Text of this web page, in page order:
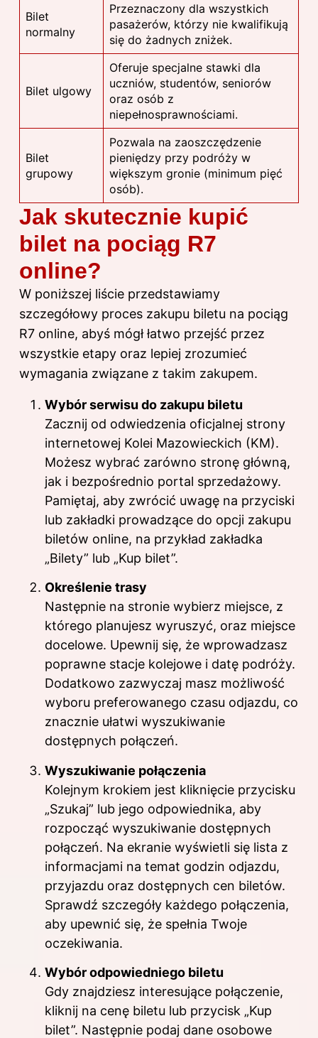
Bilet
normalny
Przeznaczony dla wszystkich
pasażerów, którzy nie kwalifikują
się do żadnych zniżek.
Bilet ulgowy
Oferuje specjalne stawki dla
uczniów, studentów, seniorów
oraz osób z
niepełnosprawnościami.
Bilet
grupowy
Pozwala na zaoszczędzenie
pieniędzy przy podróży w
większym gronie (minimum pięć
osób).
Jak skutecznie kupić
bilet na pociąg R7
online?
W poniższej liście przedstawiamy
szczegółowy proces zakupu biletu na pociąg
R7 online, abyś mógł łatwo przejść przez
wszystkie etapy oraz lepiej zrozumieć
wymagania związane z takim zakupem.
Wybór serwisu do zakupu biletu
Zacznij od odwiedzenia oficjalnej strony
internetowej Kolei Mazowieckich (KM).
Możesz wybrać zarówno stronę główną,
jak i bezpośrednio portal sprzedażowy.
Pamiętaj, aby zwrócić uwagę na przyciski
lub zakładki prowadzące do opcji zakupu
biletów online, na przykład zakładka
„Bilety” lub „Kup bilet”.
Określenie trasy
Następnie na stronie wybierz miejsce, z
którego planujesz wyruszyć, oraz miejsce
docelowe. Upewnij się, że wprowadzasz
poprawne stacje kolejowe i datę podróży.
Dodatkowo zazwyczaj masz możliwość
wyboru preferowanego czasu odjazdu, co
znacznie ułatwi wyszukiwanie
dostępnych połączeń.
Wyszukiwanie połączenia
Kolejnym krokiem jest kliknięcie przycisku
„Szukaj” lub jego odpowiednika, aby
rozpocząć wyszukiwanie dostępnych
połączeń. Na ekranie wyświetli się lista z
informacjami na temat godzin odjazdu,
przyjazdu oraz dostępnych cen biletów.
Sprawdź szczegóły każdego połączenia,
aby upewnić się, że spełnia Twoje
oczekiwania.
Wybór odpowiedniego biletu
Gdy znajdziesz interesujące połączenie,
kliknij na cenę biletu lub przycisk „Kup
bilet”. Następnie podaj dane osobowe